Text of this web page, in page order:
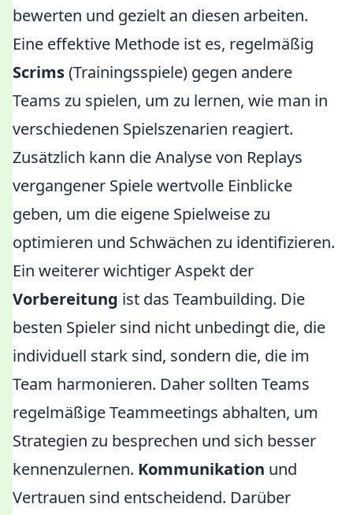
bewerten und gezielt an diesen arbeiten.
Eine effektive Methode ist es, regelmäßig
Scrims(Trainingsspiele) gegen andere
Teams zu spielen, um zu lernen, wie man in
verschiedenen Spielszenarien reagiert.
Zusätzlich kann die Analyse von Replays
vergangener Spiele wertvolle Einblicke
geben, um die eigene Spielweise zu
optimieren und Schwächen zu identifizieren.
Ein weiterer wichtiger Aspekt der
Vorbereitung ist das Teambuilding. Die
besten Spieler sind nicht unbedingt die, die
individuell stark sind, sondern die, die im
Team harmonieren. Daher sollten Teams
regelmäßige Teammeetings abhalten, um
Strategien zu besprechen und sich besser
kennenzulernen. Kommunikation und
Vertrauen sind entscheidend. Darüber